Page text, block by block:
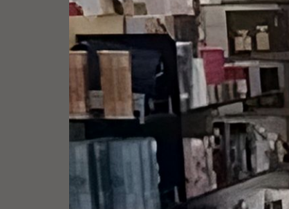
Desarrollo Web
Estrategia Digital
Fotografía y Video